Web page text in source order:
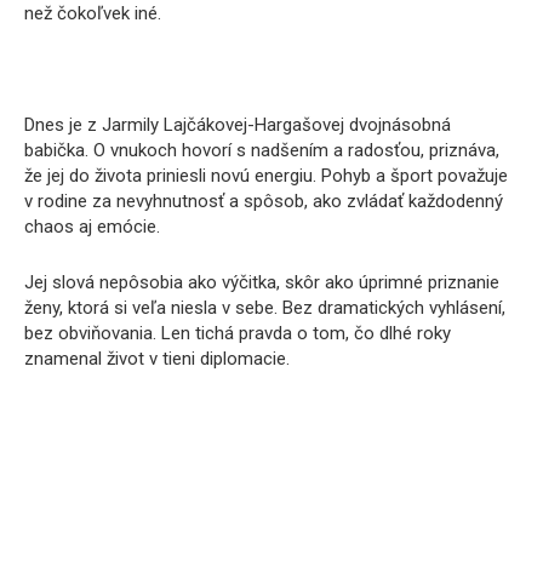
než čokoľvek iné.
Dnes je z Jarmily Lajčákovej-Hargašovej dvojnásobná
babička. O vnukoch hovorí s nadšením a radosťou, priznáva,
že jej do života priniesli novú energiu. Pohyb a šport považuje
v rodine za nevyhnutnosť a spôsob, ako zvládať každodenný
chaos aj emócie.
Jej slová nepôsobia ako výčitka, skôr ako úprimné priznanie
ženy, ktorá si veľa niesla v sebe. Bez dramatických vyhlásení,
bez obviňovania. Len tichá pravda o tom, čo dlhé roky
znamenal život v tieni diplomacie.